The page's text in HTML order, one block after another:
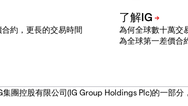
約，更長的交易時間
為何全球數十萬交
為全球第一差價合
團控股有限公司(IG Group Holdings Plc)的一部